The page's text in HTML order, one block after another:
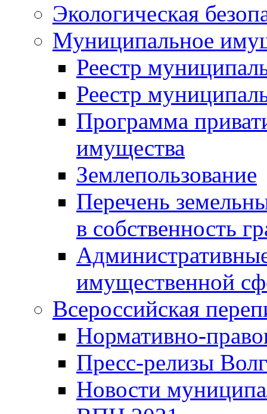
Экологическая
Муниципальное
Реестр
Реестр
Программа
имущества
Землепользование
Перечень
в собственность
имущественной
Всероссийская
Нормативно-
Пресс-релизы
Новости